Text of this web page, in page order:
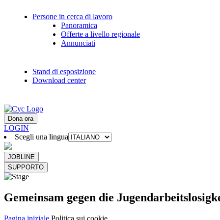
Persone in cerca di lavoro
Panoramica
Offerte a livello regionale
Annunciati
Stand di esposizione
Download center
Dona ora
LOGIN
Scegli una lingua
JOBLINE
SUPPORTO
Gemeinsam gegen die
Pagina iniziale Politica sui cookie